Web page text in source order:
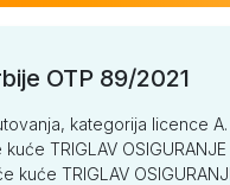
OTP 89/2021
kategorija licence A.
TRIGLAV
kuće TRIGLAV